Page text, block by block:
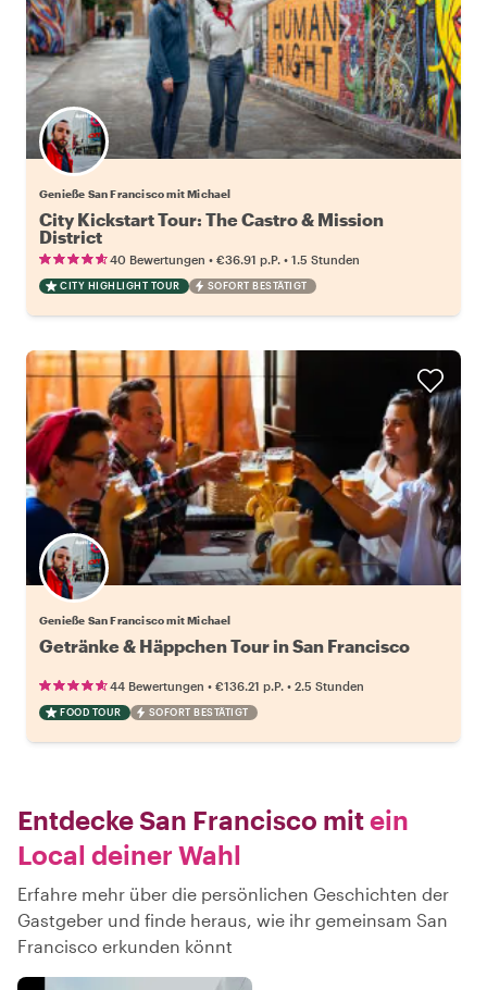
Genieße San Francisco mit Michael
City Kickstart Tour: The Castro & Mission
District
40 Bewertungen • €36.91 p.P. • 1.5 Stunden
CITY HIGHLIGHT TOUR SOFORT BESTÄTIGT
Genieße San Francisco mit Michael
Getränke & Häppchen Tour in San Francisco
44 Bewertungen • €136.21 p.P. • 2.5 Stunden
FOOD TOUR SOFORT BESTÄTIGT
Entdecke San Francisco mitein
Local deiner Wahl
Erfahre mehr über die persönlichen Geschichten der
Gastgeber und finde heraus, wie ihr gemeinsam San
Francisco erkunden könnt